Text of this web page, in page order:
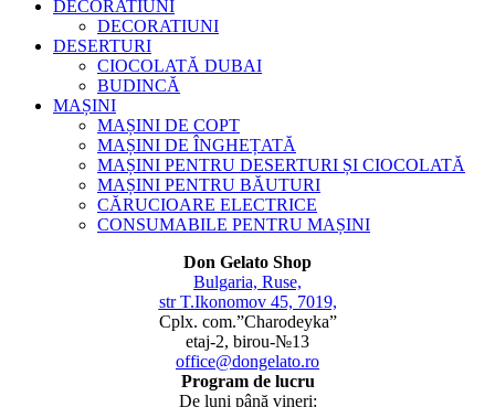
DECORATIUNI
DECORATIUNI
DESERTURI
CIOCOLATĂ DUBAI
BUDINCĂ
MAȘINI
MAȘINI DE COPT
MAȘINI DE ÎNGHEȚATĂ
MAȘINI PENTRU DESERTURI ȘI CIOCOLATĂ
MAȘINI PENTRU BĂUTURI
CĂRUCIOARE ELECTRICE
CONSUMABILE PENTRU MAȘINI
Don Gelato Shop
Bulgaria, Ruse,
str T.Ikonomov 45, 7019,
Cplx. com.”Charodeyka”
etaj-2, birou-№13
office@dongelato.ro
Program de lucru
De luni până vineri: